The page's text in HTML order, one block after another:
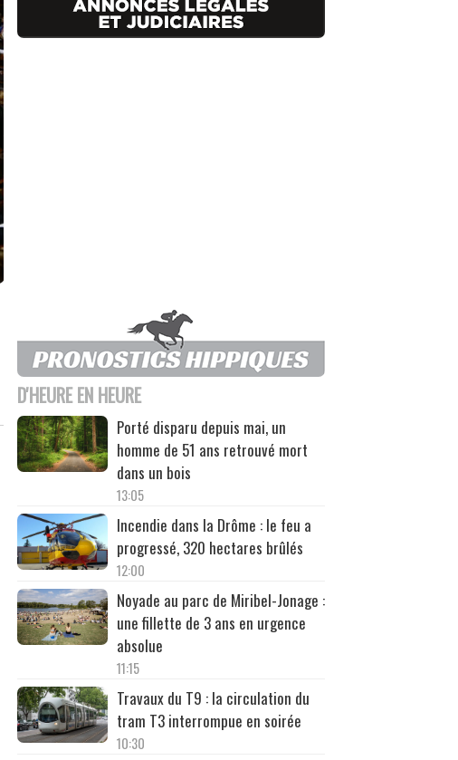
D'HEURE EN HEURE
Porté disparu depuis mai, un
homme de 51 ans retrouvé mort
dans un bois
13:05
Incendie dans la Drôme : le feu a
progressé, 320 hectares brûlés
12:00
Noyade au parc de Miribel-Jonage :
une fillette de 3 ans en urgence
absolue
11:15
Travaux du T9 : la circulation du
tram T3 interrompue en soirée
10:30